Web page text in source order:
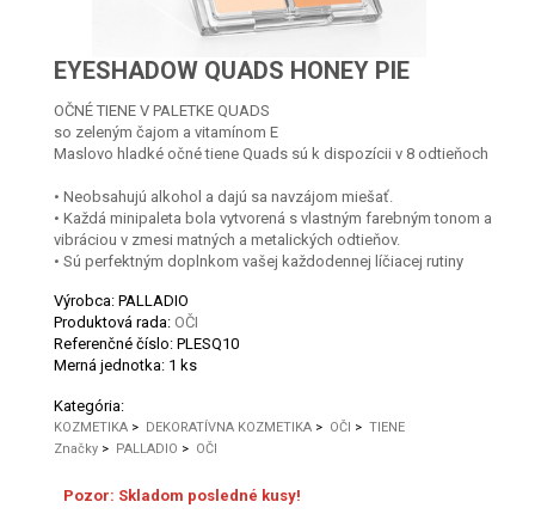
EYESHADOW QUADS HONEY PIE
OČNÉ TIENE V PALETKE QUADS
so zeleným čajom a vitamínom E
Maslovo hladké očné tiene Quads sú k dispozícii v 8 odtieňoch
• Neobsahujú alkohol a dajú sa navzájom miešať.
• Každá minipaleta bola vytvorená s vlastným farebným tonom a
vibráciou v zmesi matných a metalických odtieňov.
• Sú perfektným doplnkom vašej každodennej líčiacej rutiny
Výrobca: PALLADIO
Produktová rada: OČI
Referenčné číslo: PLESQ10
Merná jednotka: 1 ks
Kategória:
KOZMETIKA > DEKORATÍVNA KOZMETIKA > OČI > TIENE
Značky > PALLADIO > OČI
Pozor: Skladom posledné kusy!